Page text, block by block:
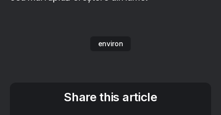
environ
Share this article